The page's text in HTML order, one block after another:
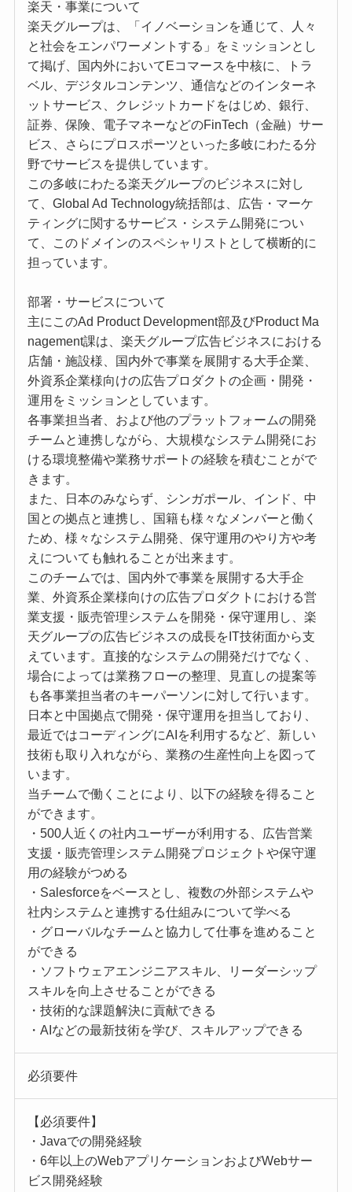
楽天・事業について
楽天グループは、「イノベーションを通じて、人々
と社会をエンパワーメントする」をミッションとし
て掲げ、国内外においてEコマースを中核に、トラ
ベル、デジタルコンテンツ、通信などのインターネ
ットサービス、クレジットカードをはじめ、銀行、
証券、保険、電子マネーなどのFinTech（金融）サー
ビス、さらにプロスポーツといった多岐にわたる分
野でサービスを提供しています。
この多岐にわたる楽天グループのビジネスに対し
て、Global Ad Technology統括部は、広告・マーケ
ティングに関するサービス・システム開発につい
て、このドメインのスペシャリストとして横断的に
担っています。
部署・サービスについて
主にこのAd Product Development部及びProduct Ma
nagement課は、楽天グループ広告ビジネスにおける
店舗・施設様、国内外で事業を展開する大手企業、
外資系企業様向けの広告プロダクトの企画・開発・
運用をミッションとしています。
各事業担当者、および他のプラットフォームの開発
チームと連携しながら、大規模なシステム開発にお
ける環境整備や業務サポートの経験を積むことがで
きます。
また、日本のみならず、シンガポール、インド、中
国との拠点と連携し、国籍も様々なメンバーと働く
ため、様々なシステム開発、保守運用のやり方や考
えについても触れることが出来ます。
このチームでは、国内外で事業を展開する大手企
業、外資系企業様向けの広告プロダクトにおける営
業支援・販売管理システムを開発・保守運用し、楽
天グループの広告ビジネスの成長をIT技術面から支
えています。直接的なシステムの開発だけでなく、
場合によっては業務フローの整理、見直しの提案等
も各事業担当者のキーパーソンに対して行います。
日本と中国拠点で開発・保守運用を担当しており、
最近ではコーディングにAIを利用するなど、新しい
技術も取り入れながら、業務の生産性向上を図って
います。
当チームで働くことにより、以下の経験を得ること
ができます。
・500人近くの社内ユーザーが利用する、広告営業
支援・販売管理システム開発プロジェクトや保守運
用の経験がつめる
・Salesforceをベースとし、複数の外部システムや
社内システムと連携する仕組みについて学べる
・グローバルなチームと協力して仕事を進めること
ができる
・ソフトウェアエンジニアスキル、リーダーシップ
スキルを向上させることができる
・技術的な課題解決に貢献できる
・AIなどの最新技術を学び、スキルアップできる
必須要件
【必須要件】
・Javaでの開発経験
・6年以上のWebアプリケーションおよびWebサー
ビス開発経験